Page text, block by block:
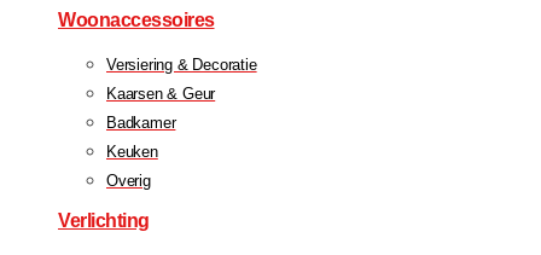
Woonaccessoires
Versiering & Decoratie
Kaarsen & Geur
Badkamer
Keuken
Overig
Verlichting